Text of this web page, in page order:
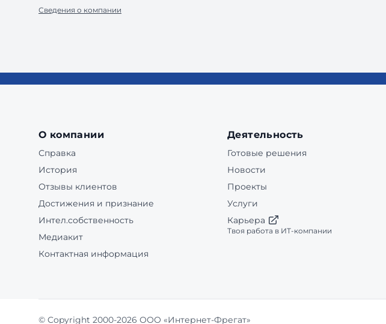
Сведения о компании
О компании
Справка
История
Отзывы клиентов
Достижения и признание
Интел.собственность
Медиакит
Контактная информация
Деятельность
Готовые решения
Новости
Проекты
Услуги
Карьера
Твоя работа в ИТ-компании
© Copyright 2000-2026 ООО «Интернет-Фрегат»